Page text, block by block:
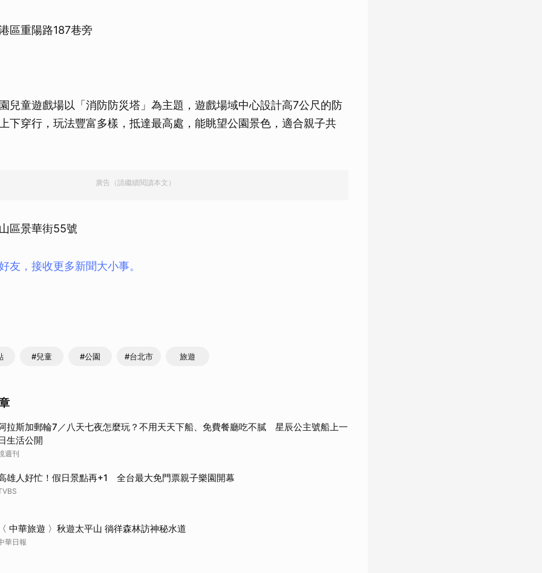
區重陽路187巷旁
兒童遊戲場以「消防防災塔」為主題，遊戲場域中心設計高7公尺的防
下穿行，玩法豐富多樣，抵達最高處，能眺望公園景色，適合親子共
廣告（請繼續閱讀本文）
區景華街55號
友，接收更多新聞大小事。
#兒童 #公園 #台北市 旅遊
拉斯加郵輪7／八天七夜怎麼玩？不用天天下船、免費餐廳吃不膩 星辰公主號船上一
生活公開
週刊
雄人好忙！假日景點再+1 全台最大免門票親子樂園開幕
中華旅遊 〉秋遊太平山 徜徉森林訪神秘水道
華日報